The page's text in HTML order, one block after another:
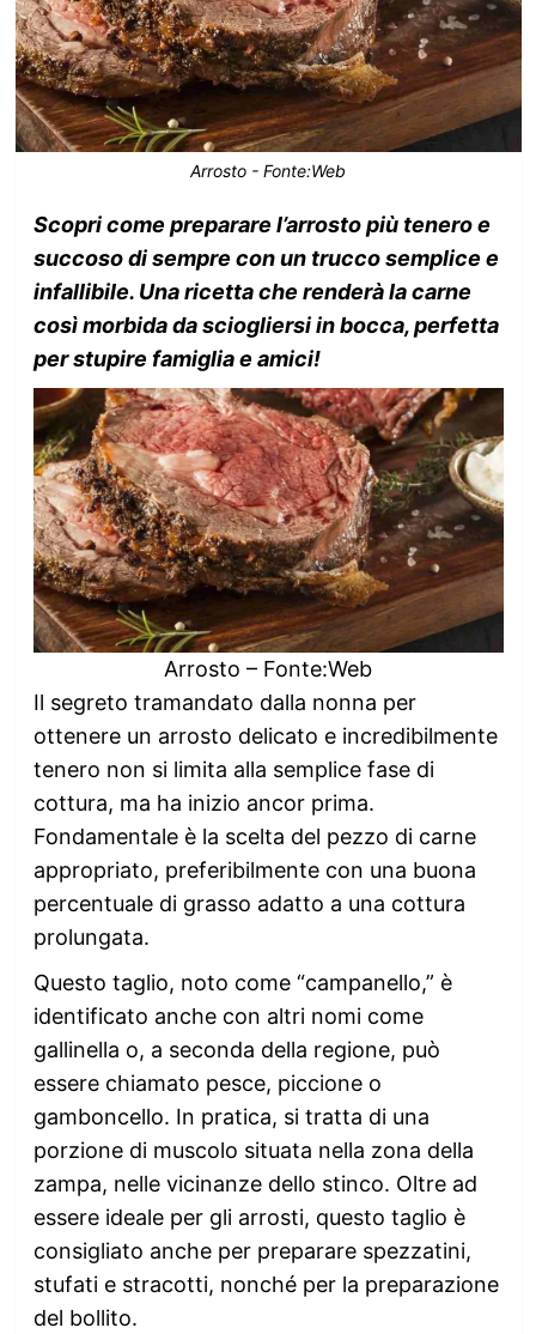
Arrosto - Fonte:Web
Scopri come preparare l’arrosto più tenero e
succoso di sempre con un trucco semplice e
infallibile. Una ricetta che renderà la carne
così morbida da sciogliersi in bocca, perfetta
per stupire famiglia e amici!
Arrosto – Fonte:Web
Il segreto tramandato dalla nonna per
ottenere un arrosto delicato e incredibilmente
tenero non si limita alla semplice fase di
cottura, ma ha inizio ancor prima.
Fondamentale è la scelta del pezzo di carne
appropriato, preferibilmente con una buona
percentuale di grasso adatto a una cottura
prolungata.
Questo taglio, noto come “campanello,” è
identificato anche con altri nomi come
gallinella o, a seconda della regione, può
essere chiamato pesce, piccione o
gamboncello. In pratica, si tratta di una
porzione di muscolo situata nella zona della
zampa, nelle vicinanze dello stinco. Oltre ad
essere ideale per gli arrosti, questo taglio è
consigliato anche per preparare spezzatini,
stufati e stracotti, nonché per la preparazione
del bollito.